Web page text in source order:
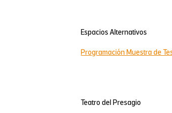
Espacios Alternativos
Programación Muestra de
Teatro del Presagio